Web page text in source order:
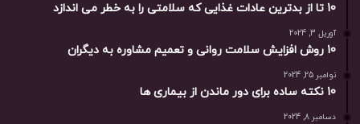
10 تا از بدترین عادات غذایی که سلامتی را به خطر می اندازد
آوریل 3, 2024
10 روش افزایش سلامت روانی و تعمیم مشاوره به دیگران
نوامبر 25, 2024
10 نکته ساده برای دور ماندن از بیماری ها
دسامبر 8, 2024